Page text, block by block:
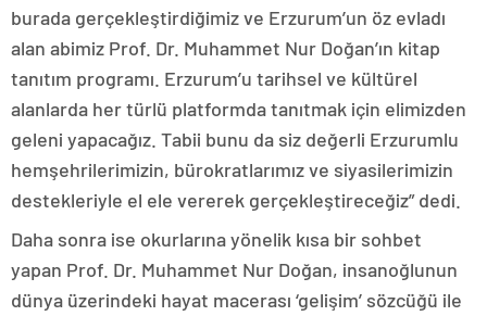
burada gerçekleştirdiğimiz ve Erzurum’un öz evladı
alan abimiz Prof. Dr. Muhammet Nur Doğan’ın kitap
tanıtım programı. Erzurum’u tarihsel ve kültürel
alanlarda her türlü platformda tanıtmak için elimizden
geleni yapacağız. Tabii bunu da siz değerli Erzurumlu
hemşehrilerimizin, bürokratlarımız ve siyasilerimizin
destekleriyle el ele vererek gerçekleştireceğiz” dedi.
Daha sonra ise okurlarına yönelik kısa bir sohbet
yapan Prof. Dr. Muhammet Nur Doğan, insanoğlunun
dünya üzerindeki hayat macerası ‘gelişim’ sözcüğü ile